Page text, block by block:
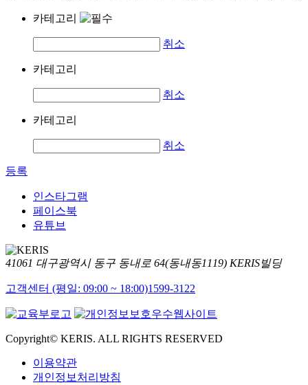
카테고리
취소
카테고리
취소
카테고리
취소
등록
인스타그램
페이스북
유튜브
41061 대구광역시 동구 동내로 64(동내동1119) KERIS빌딩
고객센터 (평일: 09:00 ~ 18:00)1599-3122
Copyright© KERIS. ALL RIGHTS RESERVED
이용약관
개인정보처리방침